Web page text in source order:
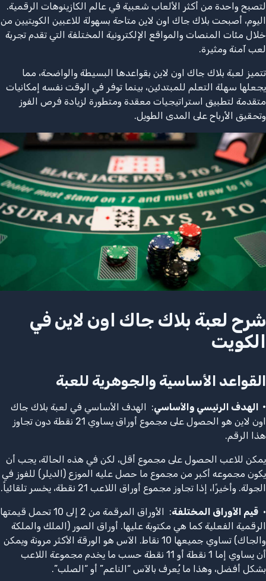
لتصبح واحدة من أكثر الألعاب شعبية في عالم الكازينوهات الرقمية.
اليوم، أصبحت بلاك جاك اون لاين متاحة بسهولة للاعبين الكويتيين من
خلال مئات المنصات والمواقع الإلكترونية المختلفة التي تقدم تجربة
لعب آمنة ومثيرة.
تتميز لعبة بلاك جاك اون لاين بقواعدها البسيطة والواضحة، مما
يجعلها سهلة التعلم للمبتدئين، بينما توفر في الوقت نفسه إمكانيات
متقدمة لتطبيق استراتيجيات معقدة ومتطورة لزيادة فرص الفوز
وتحقيق الأرباح على المدى الطويل.
شرح لعبة بلاك جاك اون لاين في
الكويت
القواعد الأساسية والجوهرية للعبة
• الهدف الرئيسي والأساسي: الهدف الأساسي في لعبة بلاك جاك
اون لاين هو الحصول على مجموع أوراق يساوي 21 نقطة دون تجاوز
هذا الرقم.
يمكن للاعب الحصول على مجموع أقل، لكن في هذه الحالة، يجب أن
يكون مجموعه أكبر من مجموع ما حصل عليه الموزع (الديلر) للفوز في
الجولة. وأخيرًا، إذا تجاوز مجموع أوراق اللاعب 21 نقطة، يخسر تلقائياً.
• قيم الأوراق المختلفة
: الأوراق المرقمة من 2 إلى 10 تحمل قيمتها
الرقمية الفعلية كما هي مكتوبة عليها. أوراق الصور (الملك والملكة
والجاك) تساوي جميعها 10 نقاط. الآس هو الورقة الأكثر مرونة ويمكن
أن يساوي إما 1 نقطة أو 11 نقطة حسب ما يخدم مجموعة اللاعب
بشكل أفضل، وهذا ما يُعرف بالآس “الناعم” أو “الصلب”.